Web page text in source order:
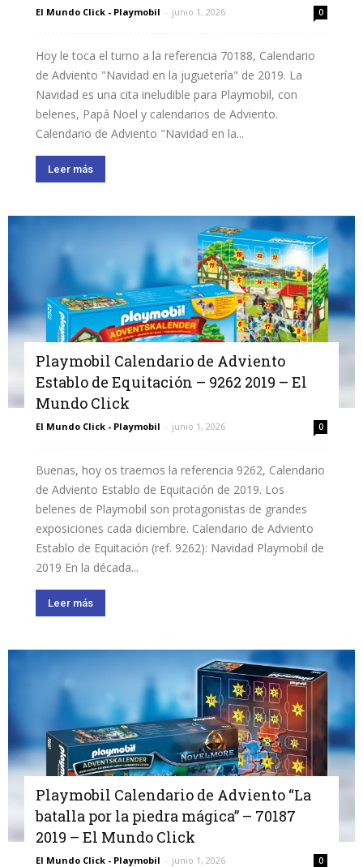
El Mundo Click - Playmobil - junio 1, 2026 0
Hoy le toca el turno a la referencia 70188, Calendario
de Adviento "Navidad en la juguetería" de 2019. La
Navidad es una cita ineludible para Playmobil, con
belenes, Papá Noel y calendarios de Adviento.
Calendario de Adviento "Navidad en la...
Leer más
Playmobil Calendario de Adviento
Establo de Equitación – 9262 2019 – El
Mundo Click
El Mundo Click - Playmobil - junio 1, 2026 0
Buenas, hoy os traemos la referencia 9262, Calendario
de Adviento Establo de Equitación de 2019. Los
belenes de Playmobil son protagonistas de grandes
exposiciones cada diciembre. Calendario de Adviento
Establo de Equitación (ref. 9262): Navidad Playmobil de
2019 En la década...
Leer más
Playmobil Calendario de Adviento “La
batalla por la piedra mágica” – 70187
2019 – El Mundo Click
El Mundo Click - Playmobil - junio 1, 2026 0